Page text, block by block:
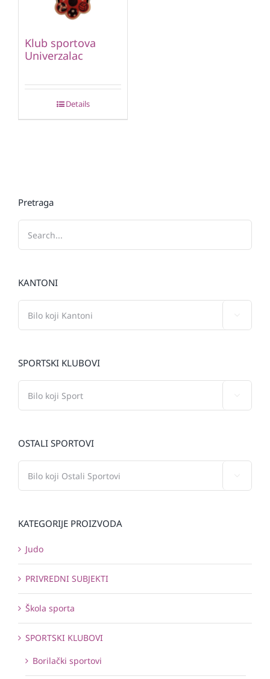
Klub sportova
Univerzalac
Details
Pretraga
KANTONI
SPORTSKI KLUBOVI
OSTALI SPORTOVI
KATEGORIJE PROIZVODA
Judo
PRIVREDNI SUBJEKTI
Škola sporta
SPORTSKI KLUBOVI
Borilački sportovi